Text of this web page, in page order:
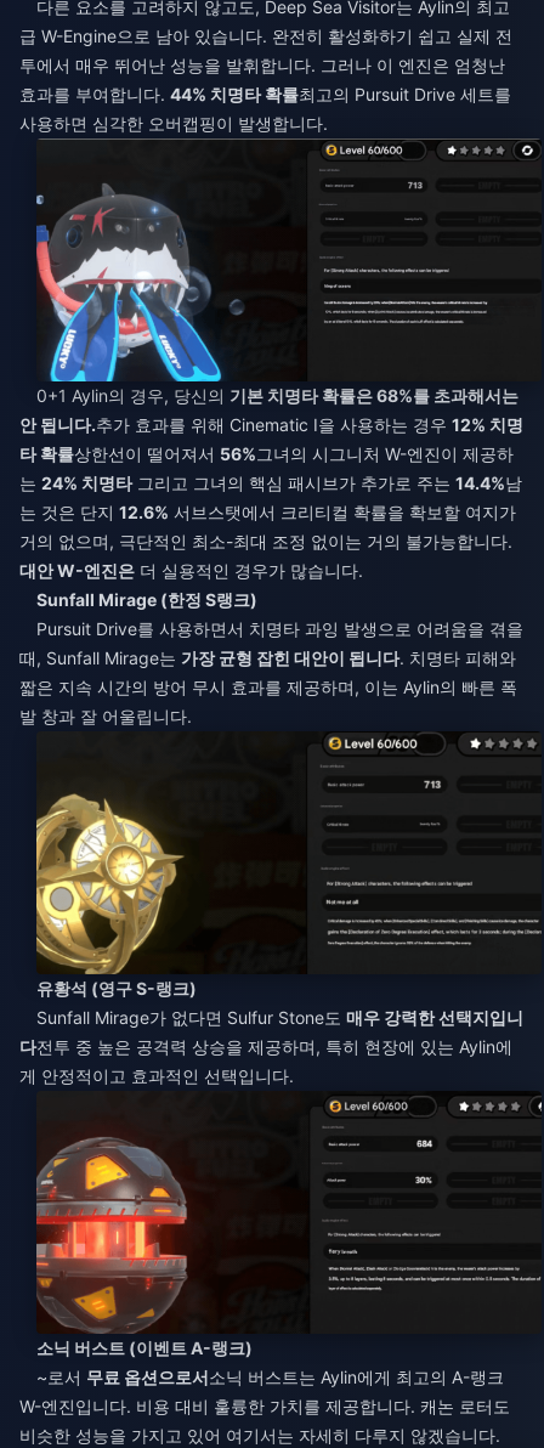
다른 요소를 고려하지 않고도, Deep Sea Visitor는 Aylin의 최고
급 W-Engine으로 남아 있습니다. 완전히 활성화하기 쉽고 실제 전
투에서 매우 뛰어난 성능을 발휘합니다. 그러나 이 엔진은 엄청난
효과를 부여합니다. 44% 치명타 확률최고의 Pursuit Drive 세트를
사용하면 심각한 오버캡핑이 발생합니다.
0+1 Aylin의 경우, 당신의 기본 치명타 확률은 68%를 초과해서는
안 됩니다.추가 효과를 위해 Cinematic I을 사용하는 경우 12% 치명
타 확률상한선이 떨어져서 56%그녀의 시그니처 W-엔진이 제공하
는 24% 치명타그리고 그녀의 핵심 패시브가 추가로 주는 14.4%남
는 것은 단지 12.6% 서브스탯에서 크리티컬 확률을 확보할 여지가
거의 없으며, 극단적인 최소-최대 조정 없이는 거의 불가능합니다.
대안 W-엔진은 더 실용적인 경우가 많습니다.
Sunfall Mirage (한정 S랭크)
Pursuit Drive를 사용하면서 치명타 과잉 발생으로 어려움을 겪을
때, Sunfall Mirage는 가장 균형 잡힌 대안이 됩니다. 치명타 피해와
짧은 지속 시간의 방어 무시 효과를 제공하며, 이는 Aylin의 빠른 폭
발 창과 잘 어울립니다.
유황석 (영구 S-랭크)
Sunfall Mirage가 없다면 Sulfur Stone도 매우 강력한 선택지입니
다전투 중 높은 공격력 상승을 제공하며, 특히 현장에 있는 Aylin에
게 안정적이고 효과적인 선택입니다.
소닉 버스트 (이벤트 A-랭크)
~로서 무료 옵션으로서소닉 버스트는 Aylin에게 최고의 A-랭크
W-엔진입니다. 비용 대비 훌륭한 가치를 제공합니다. 캐논 로터도
비슷한 성능을 가지고 있어 여기서는 자세히 다루지 않겠습니다.